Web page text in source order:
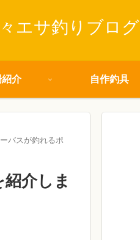
エサ釣りブログ
介 自作釣具
バスが釣れるポ
介しま